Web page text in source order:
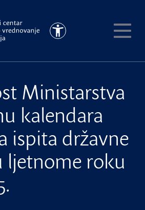
Pristupačnost
Ministarstva
kalendara
ispita državne
ljetnome roku